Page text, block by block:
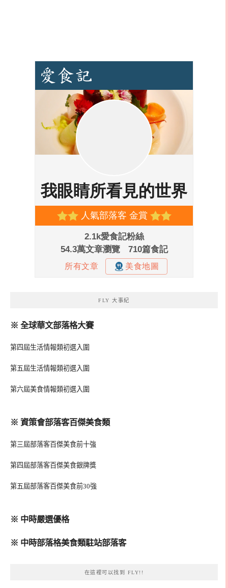
FLY 大事紀
※ 全球華文部落格大賽
第四屆生活情報類初選入圍
第五屆生活情報類初選入圍
第六屆美食情報類初選入圍
※ 資策會部落客百傑美食類
第三屆部落客百傑美食前十強
第四屆部落客百傑美食銀牌獎
第五屆部落客百傑美食前30強
※ 中時嚴選優格
※ 中時部落格美食類駐站部落客
在這裡可以找到 FLY!!